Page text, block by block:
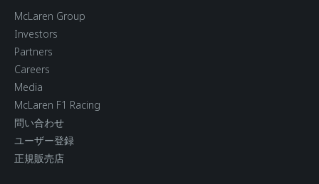
McLaren Group
Investors
Partners
Careers
Media
McLaren F1 Racing
問い合わせ
ユーザー登録
正規販売店